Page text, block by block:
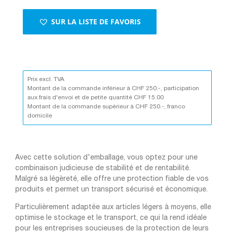
SUR LA LISTE DE FAVORIS
Prix excl. TVA
Montant de la commande inférieur à CHF 250.-, participation
aux frais d'envoi et de petite quantité CHF 15.00
Montant de la commande supérieur à CHF 250.-, franco
domicile
Avec cette solution d'emballage, vous optez pour une
combinaison judicieuse de stabilité et de rentabilité.
Malgré sa légèreté, elle offre une protection fiable de vos
produits et permet un transport sécurisé et économique.
Particulièrement adaptée aux articles légers à moyens, elle
optimise le stockage et le transport, ce qui la rend idéale
pour les entreprises soucieuses de la protection de leurs